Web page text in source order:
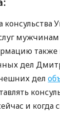
консульства
дел
дел
и когда